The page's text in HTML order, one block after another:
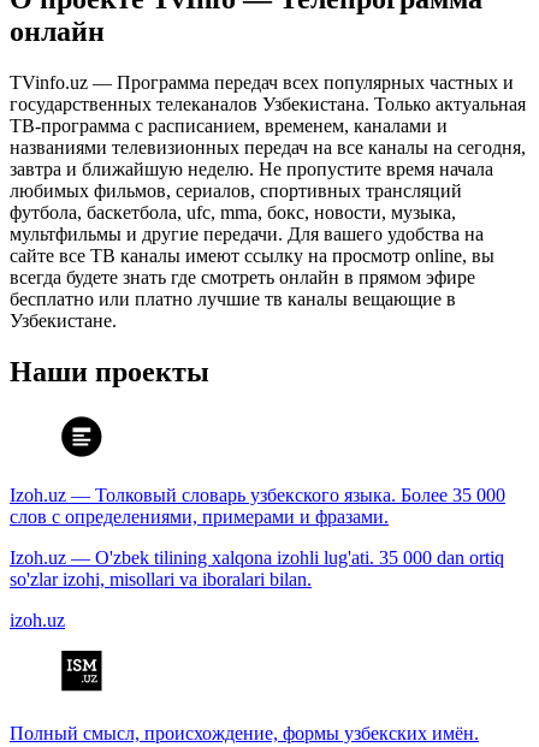
онлайн
TVinfo.uz — Программа передач всех популярных частных и
государственных телеканалов Узбекистана. Только актуальная
ТВ-программа с расписанием, временем, каналами и
названиями телевизионных передач на все каналы на сегодня,
завтра и ближайшую неделю. Не пропустите время начала
любимых фильмов, сериалов, спортивных трансляций
футбола, баскетбола, ufc, mma, бокс, новости, музыка,
мультфильмы и другие передачи. Для вашего удобства на
сайте все ТВ каналы имеют ссылку на просмотр online, вы
всегда будете знать где смотреть онлайн в прямом эфире
бесплатно или платно лучшие тв каналы вещающие в
Узбекистане.
Наши проекты
Izoh.uz — Толковый словарь узбекского языка. Более 35 000
слов с определениями, примерами и фразами.
Izoh.uz — O'zbek tilining xalqona izohli lug'ati. 35 000 dan ortiq
so'zlar izohi, misollari va iboralari bilan.
izoh.uz
Полный смысл, происхождение, формы узбекских имён.